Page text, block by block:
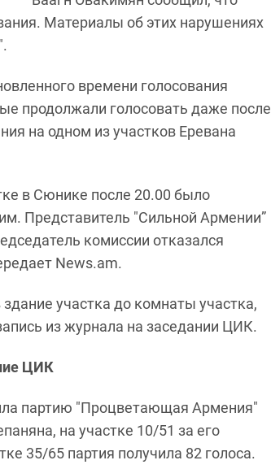
Материалы об этих нарушениях
времени голосования
продолжали голосовать даже после
на одном из участков Еревана
в Сюнике после 20.00 было
Представитель "Сильной Армении”
комиссии отказался
News.am.
участка до комнаты участка,
из журнала на заседании ЦИК.
ЦИК
партию "Процветающая Армения"
на участке 10/51 за его
35/65 партия получила 82 голоса.